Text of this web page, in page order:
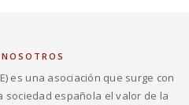
es una asociación que surge con
sociedad española el valor de la